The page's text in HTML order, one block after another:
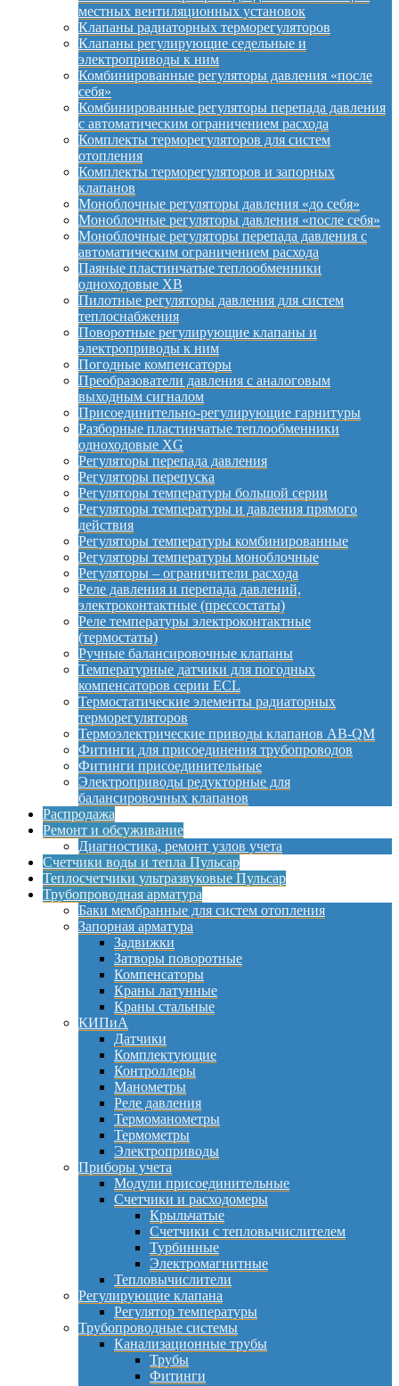
местных вентиляционных установок
Клапаны радиаторных терморегуляторов
Клапаны регулирующие седельные и
электроприводы к ним
Комбинированные регуляторы давления «после
себя»
Комбинированные регуляторы перепада давления
с автоматическим ограничением расхода
Комплекты терморегуляторов для систем
отопления
Комплекты терморегуляторов и запорных
клапанов
Моноблочные регуляторы давления «до себя»
Моноблочные регуляторы давления «после себя»
Моноблочные регуляторы перепада давления с
автоматическим ограничением расхода
Паяные пластинчатые теплообменники
одноходовые XB
Пилотные регуляторы давления для систем
теплоснабжения
Поворотные регулирующие клапаны и
электроприводы к ним
Погодные компенсаторы
Преобразователи давления с аналоговым
выходным сигналом
Присоединительно-регулирующие гарнитуры
Разборные пластинчатые теплообменники
одноходовые XG
Регуляторы перепада давления
Регуляторы перепуска
Регуляторы температуры большой серии
Регуляторы температуры и давления прямого
действия
Регуляторы температуры комбинированные
Регуляторы температуры моноблочные
Регуляторы – ограничители расхода
Реле давления и перепада давлений,
электроконтактные (прессостаты)
Реле температуры электроконтактные
(термостаты)
Ручные балансировочные клапаны
Температурные датчики для погодных
компенсаторов серии ECL
Термостатические элементы радиаторных
терморегуляторов
Термоэлектрические приводы клапанов AB-QM
Фитинги для присоединения трубопроводов
Фитинги присоединительные
Электроприводы редукторные для
балансировочных клапанов
Распродажа
Ремонт и обсуживание
Диагностика, ремонт узлов учета
Счетчики воды и тепла Пульсар
Теплосчетчики ультразвуковые Пульсар
Трубопроводная арматура
Баки мембранные для систем отопления
Запорная арматура
Задвижки
Затворы поворотные
Компенсаторы
Краны латунные
Краны стальные
КИПиА
Датчики
Комплектующие
Контроллеры
Манометры
Реле давления
Термоманометры
Термометры
Электроприводы
Приборы учета
Модули присоединительные
Счетчики и расходомеры
Крыльчатые
Счетчики с тепловычислителем
Турбинные
Электромагнитные
Тепловычислители
Регулирующие клапана
Регулятор температуры
Трубопроводные системы
Канализационные трубы
Трубы
Фитинги